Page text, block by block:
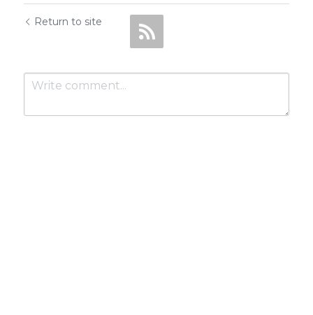
Return to site